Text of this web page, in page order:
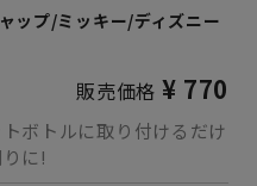
ップ/ミッキー/ディズニー
販売価格 ¥ 770
ボトルに取り付けるだけ
に!